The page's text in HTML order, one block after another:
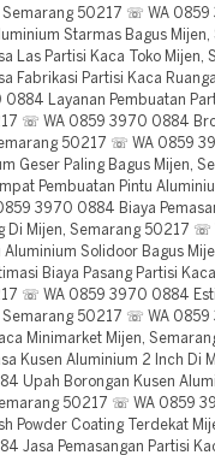
Semarang 50217 ☏ WA
Starmas Bagus
Las Partisi Kaca Toko
Fabrikasi Partisi Kaca
Layanan Pembuatan
☏ WA 0859 3970 0884
50217 ☏ WA 0859
Geser Paling Bagus Mijen,
Pembuatan Pintu
3970 0884 Biaya
Di Mijen, Semarang 50217
Aluminium Solidoor Bagus
Biaya Pasang Partisi
☏ WA 0859 3970 0884
Semarang 50217 ☏ WA
Minimarket Mijen,
Kusen Aluminium 2 Inch Di
Upah Borongan Kusen
50217 ☏ WA 0859
Powder Coating Terdekat
Jasa Pemasangan Partisi